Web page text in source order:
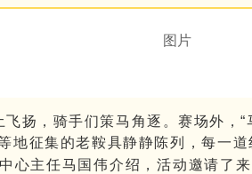
扬，骑手们策马角逐。赛场外，
地征集的老鞍具静静陈列，每一
心主任马国伟介绍，活动邀请了来